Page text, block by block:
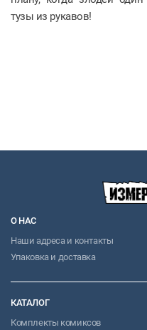
тузы из рукавов!
О НАС
Наши адреса и контакты
Упаковка и доставка
КАТАЛОГ
Комплекты комиксов